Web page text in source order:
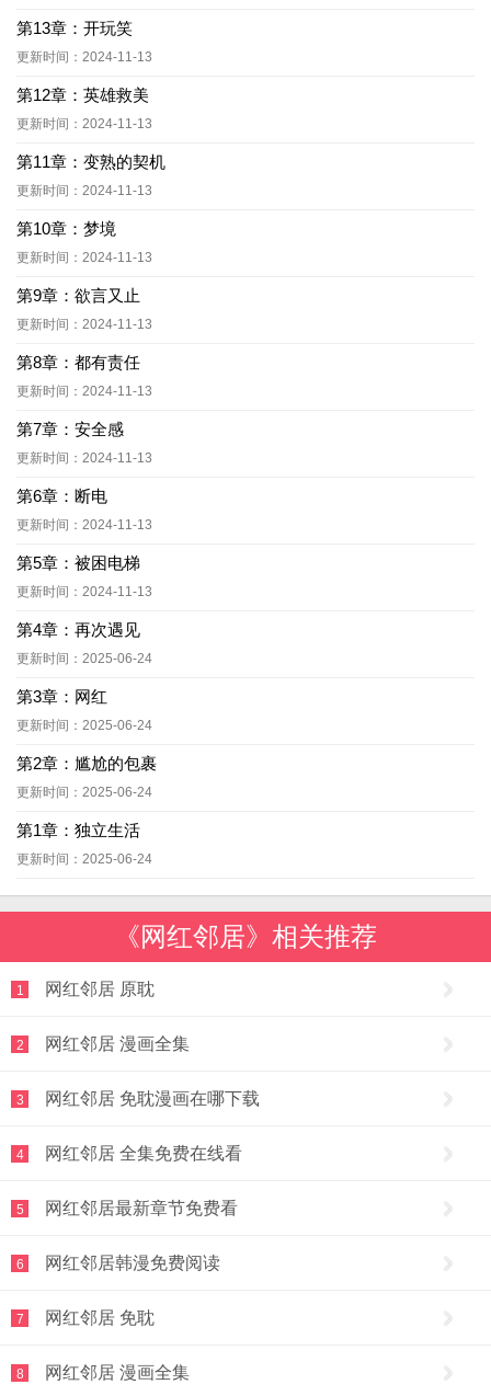
第13章：开玩笑
更新时间：2024-11-13
第12章：英雄救美
更新时间：2024-11-13
第11章：变熟的契机
更新时间：2024-11-13
第10章：梦境
更新时间：2024-11-13
第9章：欲言又止
更新时间：2024-11-13
第8章：都有责任
更新时间：2024-11-13
第7章：安全感
更新时间：2024-11-13
第6章：断电
更新时间：2024-11-13
第5章：被困电梯
更新时间：2024-11-13
第4章：再次遇见
更新时间：2025-06-24
第3章：网红
更新时间：2025-06-24
第2章：尴尬的包裹
更新时间：2025-06-24
第1章：独立生活
更新时间：2025-06-24
《网红邻居》相关推荐
1 网红邻居 原耽
2 网红邻居 漫画全集
3 网红邻居 免耽漫画在哪下载
4 网红邻居 全集免费在线看
5 网红邻居最新章节免费看
6 网红邻居韩漫免费阅读
7 网红邻居 免耽
8 网红邻居 漫画全集